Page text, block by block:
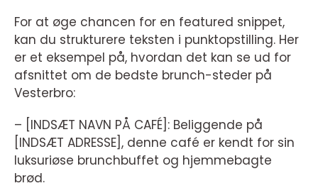
For at øge chancen for en featured snippet,
kan du strukturere teksten i punktopstilling. Her
er et eksempel på, hvordan det kan se ud for
afsnittet om de bedste brunch-steder på
Vesterbro:
– [INDSÆT NAVN PÅ CAFÉ]: Beliggende på
[INDSÆT ADRESSE], denne café er kendt for sin
luksuriøse brunchbuffet og hjemmebagte
brød.